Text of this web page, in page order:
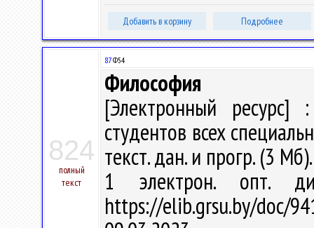
Добавить в корзину Подробнее
824
полный
текст
87Ф54
Философия
[Электронный ресурс]
студентов всех
текст. дан. и прогр. (3
1 электрон. опт.
https://elib.grsu.by/